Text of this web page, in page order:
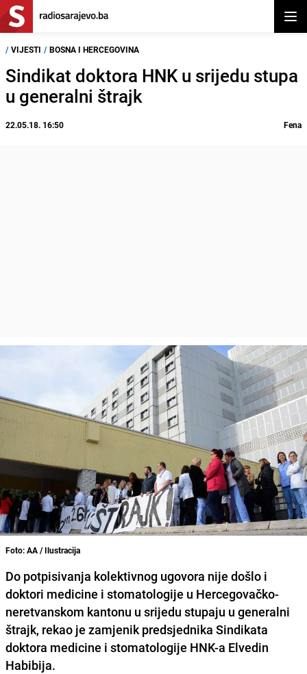
/ VIJESTI / BOSNA I HERCEGOVINA
Sindikat doktora HNK u srijedu stupa
u generalni štrajk
22.05.18. 16:50 Fena
Foto: AA / Ilustracija
Do potpisivanja kolektivnog ugovora nije došlo i
doktori medicine i stomatologije u Hercegovačko-
neretvanskom kantonu u srijedu stupaju u generalni
štrajk, rekao je zamjenik predsjednika Sindikata
doktora medicine i stomatologije HNK-a Elvedin
Habibija.